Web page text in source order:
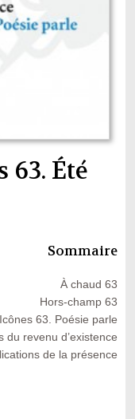
63. Été
Sommaire
À chaud 63
Hors-champ 63
Icônes 63. Poésie parle
revenu d’existence
de la présence